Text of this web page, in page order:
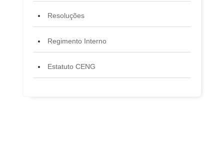
Resoluções
Regimento Interno
Estatuto CENG